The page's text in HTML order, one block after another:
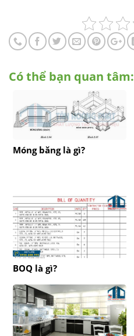
Có thể bạn quan tâm:
Móng băng là gì?
BOQ là gì?